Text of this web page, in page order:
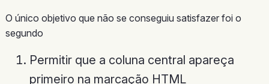
O único objetivo que não se conseguiu satisfazer foi o
segundo
Permitir que a coluna central apareça
primeiro na marcação HTML